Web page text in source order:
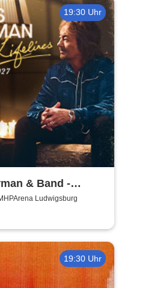
19:30 Uhr
& Band -
Ludwigsburg
19:30 Uhr